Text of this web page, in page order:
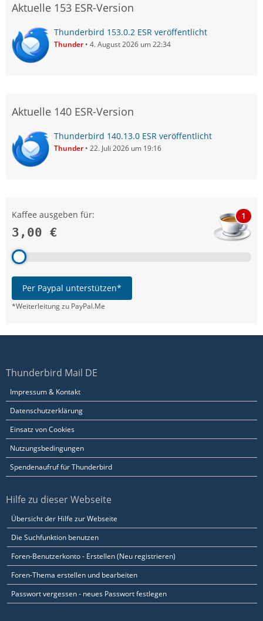
Aktuelle 153 ESR-Version
Thunderbird 153.0.2 ESR veröffentlicht
Thunder 4. August 2026 um 22:34
Aktuelle 140 ESR-Version
Thunderbird 140.13.0 ESR veröffentlicht
Thunder 22. Juli 2026 um 19:16
Kaffee ausgeben für:
3,00 €
1
Per Paypal unterstützen*
*Weiterleitung zu PayPal.Me
Thunderbird Mail DE
Impressum & Kontakt
Datenschutzerklärung
Einsatz von Cookies
Nutzungsbedingungen
Spendenaufruf für Thunderbird
Hilfe zu dieser Webseite
Übersicht der Hilfe zur Webseite
Die Suchfunktion benutzen
Foren-Benutzerkonto - Erstellen (Neu registrieren)
Foren-Thema erstellen und bearbeiten
Passwort vergessen - neues Passwort festlegen